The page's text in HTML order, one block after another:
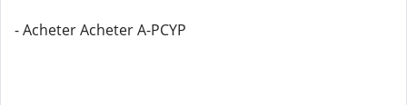
- Acheter Acheter A-PCYP